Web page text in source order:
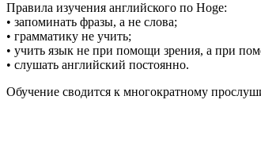
Правила изучения английского по Hoge:
• запоминать фразы, а не слова;
• грамматику не учить;
• учить язык не при помощи зрения, а при
• слушать английский постоянно.
Обучение сводится к многократному